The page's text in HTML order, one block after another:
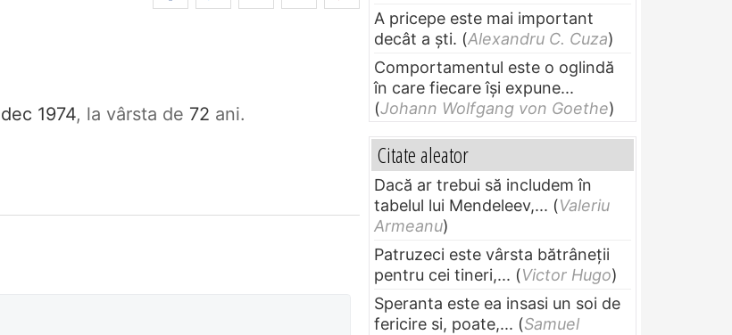
1974, la vârsta de 72 ani.
A pricepe este mai important
decât a ști. (Alexandru C. Cuza)
Comportamentul este o oglindă
în care fiecare își expune...
(Johann Wolfgang von Goethe)
Citate aleator
Dacă ar trebui să includem în
tabelul lui Mendeleev,... (Valeriu
Armeanu)
Patruzeci este vârsta bătrâneții
pentru cei tineri,... (Victor Hugo)
Speranta este ea insasi un soi de
fericire si, poate,... (Samuel